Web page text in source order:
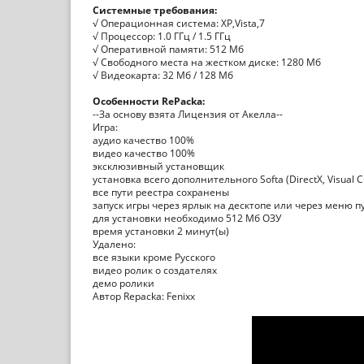
Системные требования:
√ Операционная система: XP,Vista,7
√ Процессор: 1.0 ГГц / 1.5 ГГц
√ Оперативной памяти: 512 Мб
√ Свободного места на жестком диске: 1280 Мб
√ Видеокарта: 32 Мб / 128 Мб
Особенности RePackа:
--За основу взята Лицензия от Акелла--
Игра:
аудио качество 100%
видео качество 100%
эксклюзивный установщик
установка всего дополнительного Softa (DirectX, Visual
все пути реестра сохранены
запуск игры через ярлык на десктопе или через меню
для установки необходимо 512 Мб ОЗУ
время установки 2 минут(ы)
Удалено:
все языки кроме Русского
видео ролик о создателях
демо ролики
Автор Repacka: Fenixx